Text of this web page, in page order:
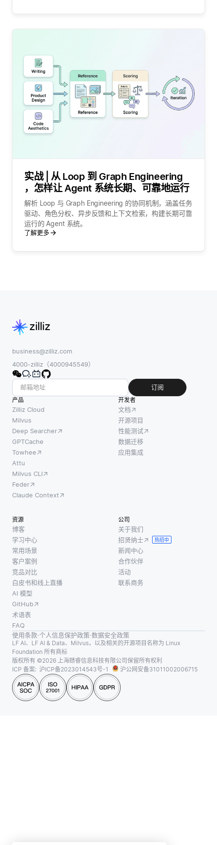
实战 | 从 Loop 到 Graph Engineering
，怎样让 Agent 系统长期、可靠地运行
解析 Loop 与 Graph Engineering 的协同机制，涵盖任务
驱动、角色分权、异步反馈和上下文检索，构建长期可靠
运行的 Agent 系统。
了解更多
business@zilliz.com
4000-zilliz（4000945549）
订阅
产品
Zilliz Cloud
Milvus
Deep Searcher
GPTCache
Towhee
Attu
Milvus CLI
Feder
Claude Context
开发者
文档
开源项目
性能测试
数据迁移
应用集成
资源
博客
学习中心
常用场景
客户案例
竞品对比
白皮书和线上直播
AI 模型
GitHub
术语表
FAQ
公司
关于我们
招贤纳士
热招中
新闻中心
合作伙伴
活动
联系商务
使用条款·个人信息保护政策·数据安全政策
LF AI、LF AI & Data、Milvus，以及相关的开源项目名称为 Linux
Foundation 所有商标
版权所有 ©2026 上海赜睿信息科技有限公司保留所有权利
ICP 备案: 沪ICP备2023014543号-1 沪公网安备31011002006715